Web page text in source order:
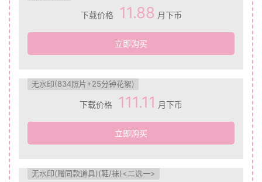
下载价格 11.88 月下币
立即购买
无水印(834照片+25分钟花絮)
下载价格 111.11 月下币
立即购买
无水印(赠同款道具)(鞋/袜)<二选一>